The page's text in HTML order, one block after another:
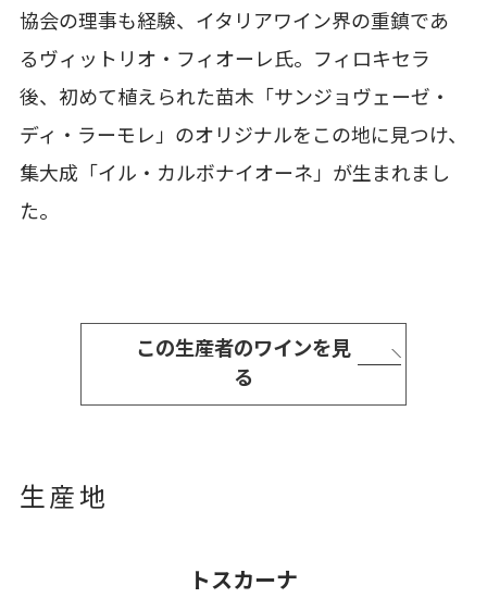
協会の理事も経験、イタリアワイン界の重鎮であ
るヴィットリオ・フィオーレ氏。フィロキセラ
後、初めて植えられた苗木「サンジョヴェーゼ・
ディ・ラーモレ」のオリジナルをこの地に見つけ、
集大成「イル・カルボナイオーネ」が生まれまし
た。
この生産者のワインを見
る
生産地
トスカーナ